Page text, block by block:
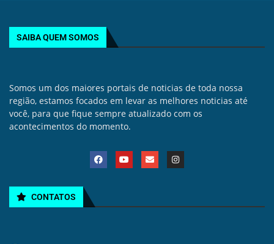
SAIBA QUEM SOMOS
Somos um dos maiores portais de noticias de toda nossa
região, estamos focados em levar as melhores noticias até
você, para que fique sempre atualizado com os
acontecimentos do momento.
CONTATOS